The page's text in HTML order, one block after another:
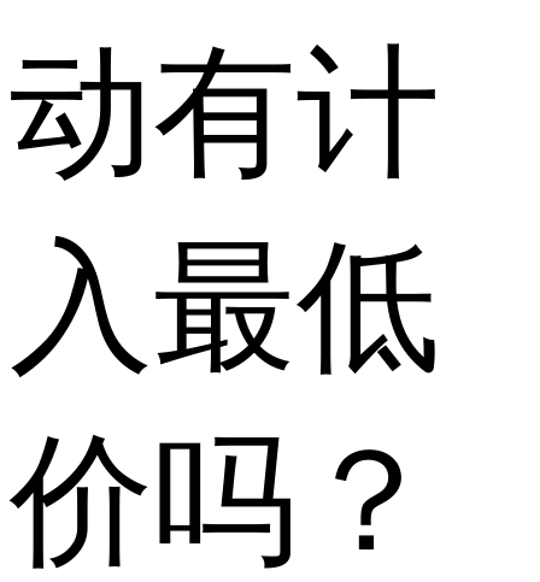
动有计
入最低
价吗？